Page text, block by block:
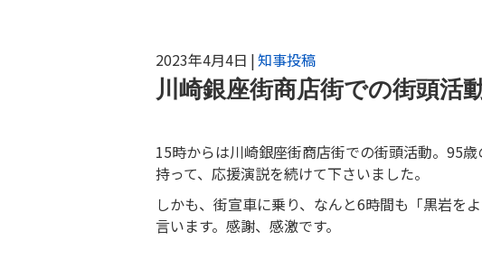
2023年4月4日 |知事投稿
川崎銀座街商店街での街頭活
15時からは川崎銀座街商店街での街頭活動。95
持って、応援演説を続けて下さいました。
しかも、街宣車に乗り、なんと6時間も「黒岩を
言います。感謝、感激です。